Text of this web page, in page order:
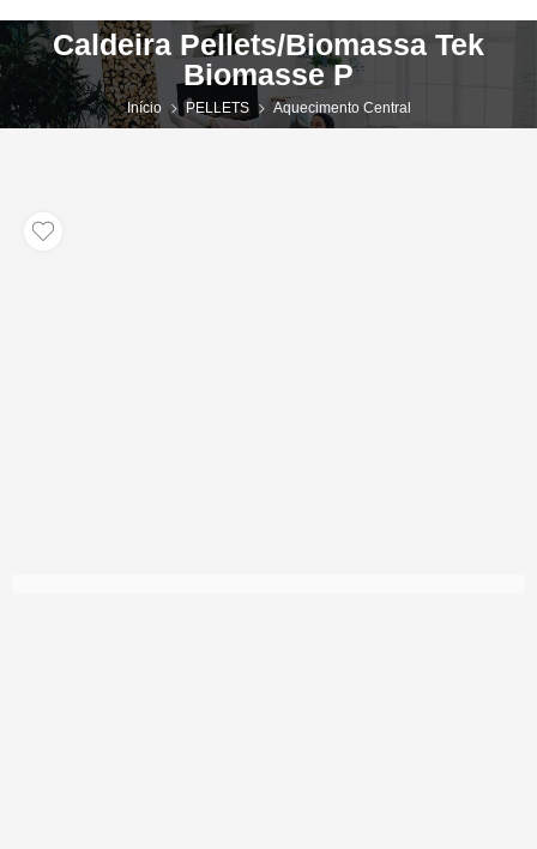
Caldeira Pellets/Biomassa Tek
Biomasse P
Início PELLETS Aquecimento Central